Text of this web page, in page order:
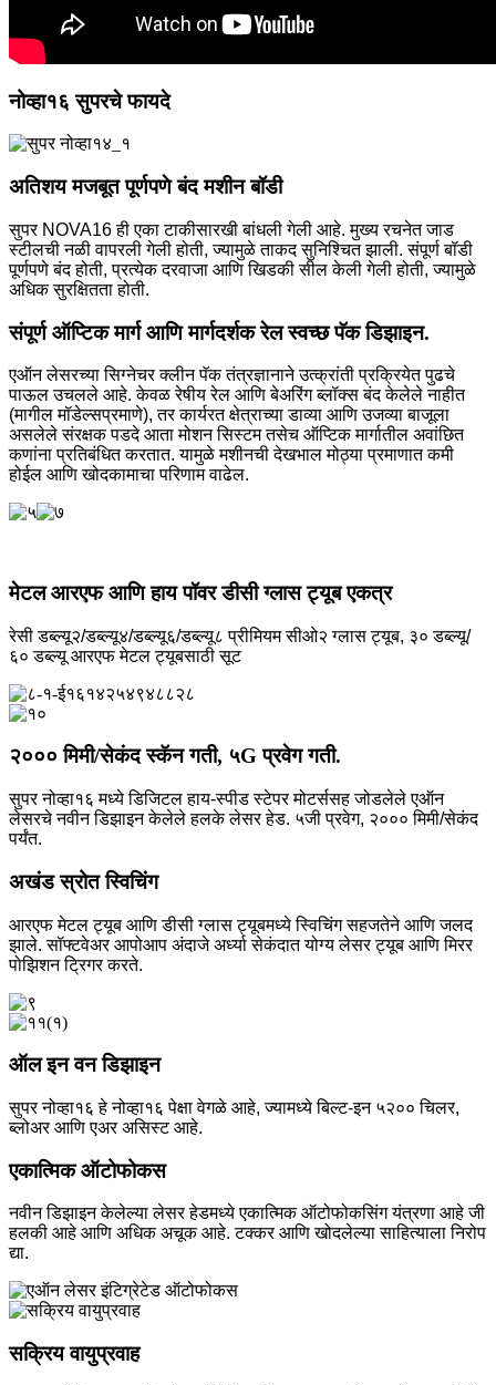
नोव्हा१६ सुपरचे फायदे
अतिशय मजबूत पूर्णपणे बंद मशीन बॉडी
सुपर NOVA16 ही एका टाकीसारखी बांधली गेली आहे. मुख्य रचनेत जाड
स्टीलची नळी वापरली गेली होती, ज्यामुळे ताकद सुनिश्चित झाली. संपूर्ण बॉडी
पूर्णपणे बंद होती, प्रत्येक दरवाजा आणि खिडकी सील केली गेली होती, ज्यामुळे
अधिक सुरक्षितता होती.
संपूर्ण ऑप्टिक मार्ग आणि मार्गदर्शक रेल स्वच्छ पॅक डिझाइन.
एऑन लेसरच्या सिग्नेचर क्लीन पॅक तंत्रज्ञानाने उत्क्रांती प्रक्रियेत पुढचे
पाऊल उचलले आहे. केवळ रेषीय रेल आणि बेअरिंग ब्लॉक्स बंद केलेले नाहीत
(मागील मॉडेल्सप्रमाणे), तर कार्यरत क्षेत्राच्या डाव्या आणि उजव्या बाजूला
असलेले संरक्षक पडदे आता मोशन सिस्टम तसेच ऑप्टिक मार्गातील अवांछित
कणांना प्रतिबंधित करतात. यामुळे मशीनची देखभाल मोठ्या प्रमाणात कमी
होईल आणि खोदकामाचा परिणाम वाढेल.
मेटल आरएफ आणि हाय पॉवर डीसी ग्लास ट्यूब एकत्र
रेसी डब्ल्यू२/डब्ल्यू४/डब्ल्यू६/डब्ल्यू८ प्रीमियम सीओ२ ग्लास ट्यूब, ३० डब्ल्यू/
६० डब्ल्यू आरएफ मेटल ट्यूबसाठी सूट
२००० मिमी/सेकंद स्कॅन गती, ५G प्रवेग गती.
सुपर नोव्हा१६ मध्ये डिजिटल हाय-स्पीड स्टेपर मोटर्ससह जोडलेले एऑन
लेसरचे नवीन डिझाइन केलेले हलके लेसर हेड. ५जी प्रवेग, २००० मिमी/सेकंद
पर्यंत.
अखंड स्रोत स्विचिंग
आरएफ मेटल ट्यूब आणि डीसी ग्लास ट्यूबमध्ये स्विचिंग सहजतेने आणि जलद
झाले. सॉफ्टवेअर आपोआप अंदाजे अर्ध्या सेकंदात योग्य लेसर ट्यूब आणि मिरर
पोझिशन ट्रिगर करते.
ऑल इन वन डिझाइन
सुपर नोव्हा१६ हे नोव्हा१६ पेक्षा वेगळे आहे, ज्यामध्ये बिल्ट-इन ५२०० चिलर,
ब्लोअर आणि एअर असिस्ट आहे.
एकात्मिक ऑटोफोकस
नवीन डिझाइन केलेल्या लेसर हेडमध्ये एकात्मिक ऑटोफोकसिंग यंत्रणा आहे जी
हलकी आहे आणि अधिक अचूक आहे. टक्कर आणि खोदलेल्या साहित्याला निरोप
द्या.
सक्रिय वायुप्रवाह